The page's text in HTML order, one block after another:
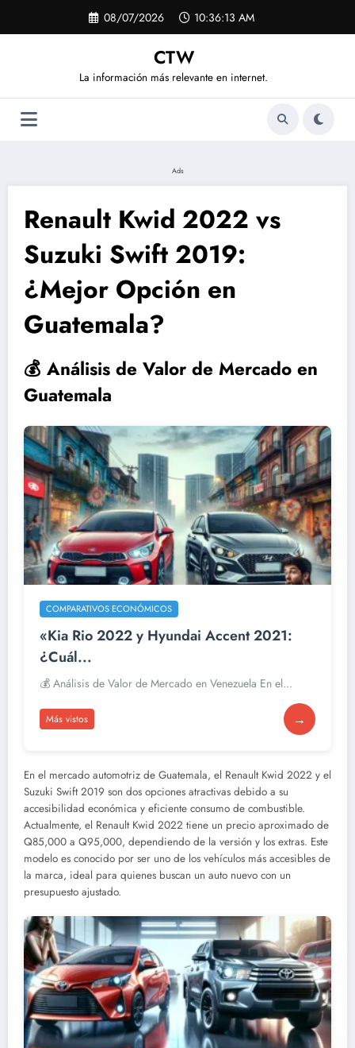
contenido
08/07/2026 10:36:13 AM
CTW
La información más relevante en internet.
Ads
Renault Kwid 2022 vs
Suzuki Swift 2019:
¿Mejor Opción en
Guatemala?
💰 Análisis de Valor de Mercado en
Guatemala
COMPARATIVOS ECONÓMICOS
«Kia Rio 2022 y Hyundai Accent 2021:
¿Cuál...
💰 Análisis de Valor de Mercado en Venezuela En el...
Más vistos →
En el mercado automotriz de Guatemala, el Renault Kwid 2022 y el
Suzuki Swift 2019 son dos opciones atractivas debido a su
accesibilidad económica y eficiente consumo de combustible.
Actualmente, el Renault Kwid 2022 tiene un precio aproximado de
Q85,000 a Q95,000, dependiendo de la versión y los extras. Este
modelo es conocido por ser uno de los vehículos más accesibles de
la marca, ideal para quienes buscan un auto nuevo con un
presupuesto ajustado.